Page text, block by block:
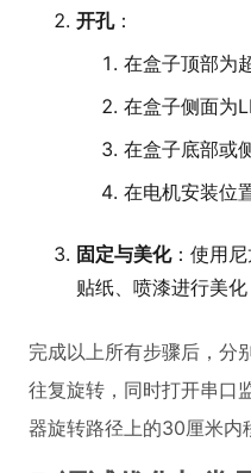
开孔：
在盒子顶部为
在盒子侧面为
在盒子底部或
在电机安装位
固定与美化：使用
贴纸、喷漆进行美
完成以上所有步骤后，分
往复旋转，同时打开串口
器旋转路径上的30厘米内